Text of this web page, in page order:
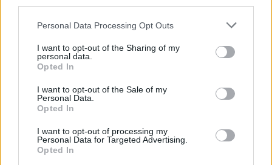
Personal Data Processing Opt Outs
I want to opt-out of the Sharing of my
personal data.
Opted In
I want to opt-out of the Sale of my
Personal Data.
Opted In
I want to opt-out of processing my
Personal Data for Targeted Advertising.
Opted In
tři lvice, píše BBC News
Diskuse: 2
Tři lvice v zoologické zahradě v
horka. Japonsko se toto léto
potýká s vlnami extrémních
veder, napsal zpravodajský server
Ghanský parlament schválil přísný zákon na ochranu
kakaových plantáží